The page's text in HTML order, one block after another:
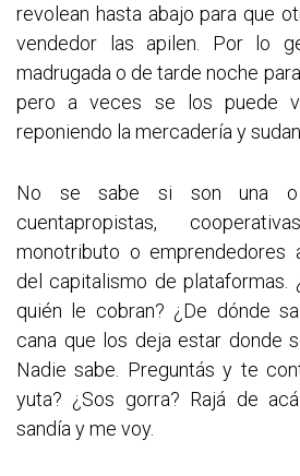
revolean hasta abajo para que
vendedor las apilen. Por lo
madrugada o de tarde noche
pero a veces se los puede
reponiendo la mercadería y
No se sabe si son una o
cuentapropistas,
monotributo o emprendedores
del capitalismo de plataformas.
quién le cobran? ¿De dónde
cana que los deja estar donde
Nadie sabe. Preguntás y te
yuta? ¿Sos gorra? Rajá de
sandía y me voy.